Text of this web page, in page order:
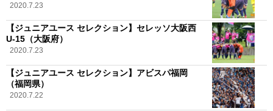
2020.7.23
【ジュニアユース セレクション】セレッソ大阪西
U-15（大阪府）
2020.7.23
【ジュニアユース セレクション】アビスパ福岡
（福岡県）
2020.7.22